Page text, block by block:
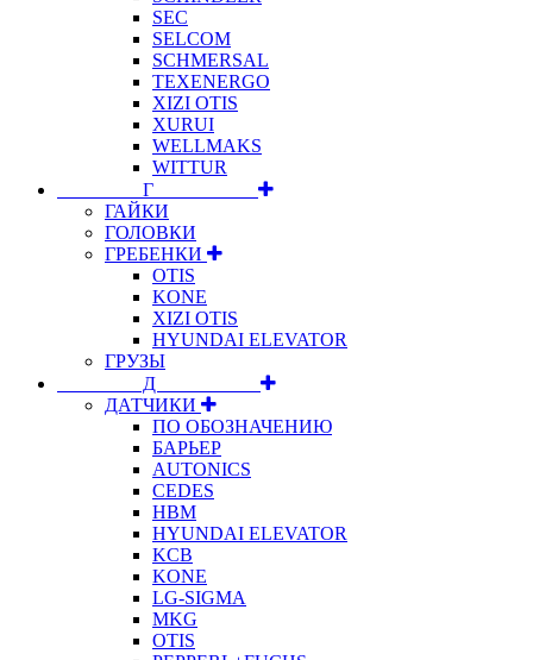
SEC
SELCOM
SCHMERSAL
TEXENERGO
XIZI OTIS
XURUI
WELLMAKS
WITTUR
⠀⠀⠀⠀⠀⠀Г⠀⠀⠀⠀⠀⠀⠀
ГАЙКИ
ГОЛОВКИ
ГРЕБЕНКИ
OTIS
KONE
XIZI OTIS
HYUNDAI ELEVATOR
ГРУЗЫ
⠀⠀⠀⠀⠀⠀Д⠀⠀⠀⠀⠀⠀⠀
ДАТЧИКИ
ПО ОБОЗНАЧЕНИЮ
БАРЬЕР
AUTONICS
CEDES
HBM
HYUNDAI ELEVATOR
KCB
KONE
LG-SIGMA
MKG
OTIS